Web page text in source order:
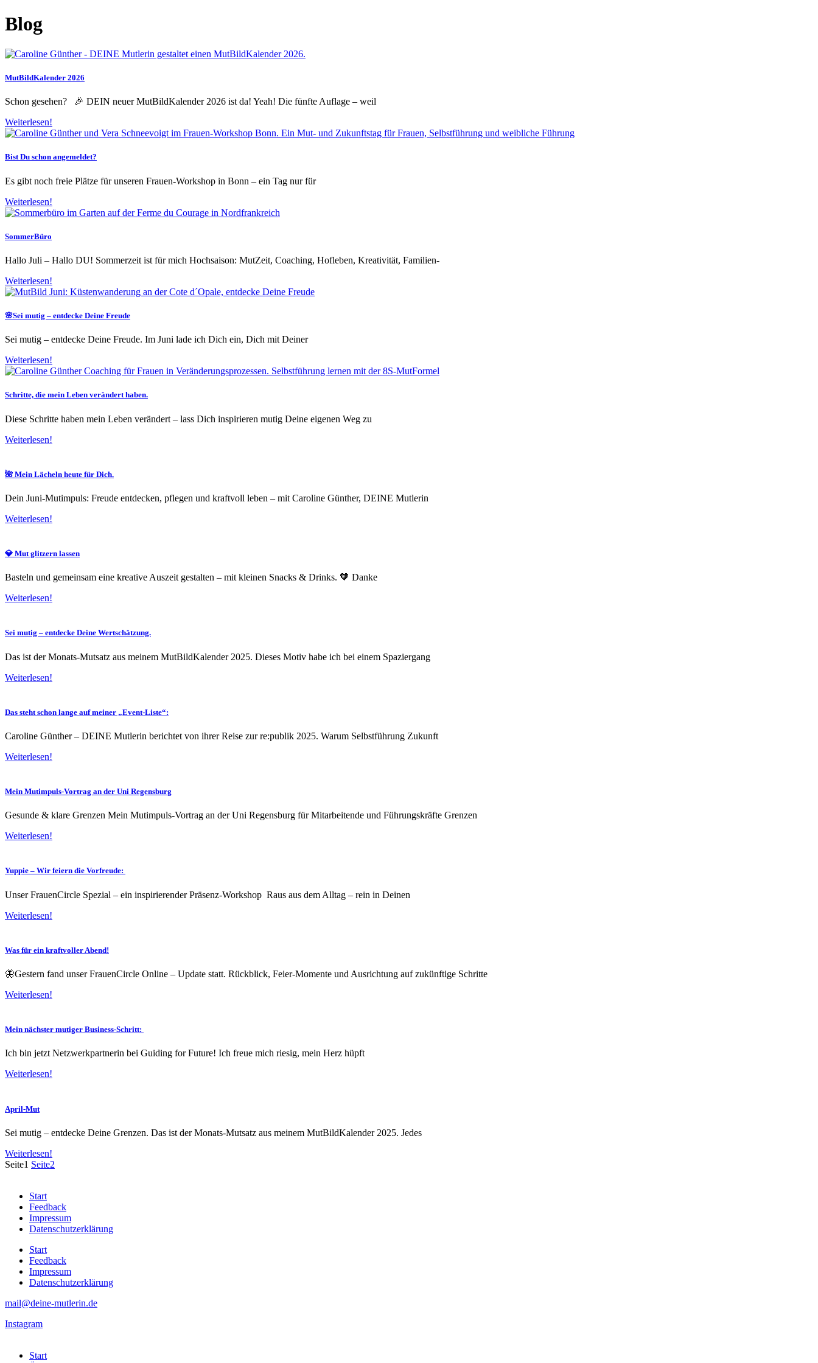
Zum
Inhalt
Blog
MutBildKalender 2026
Schon gesehen? 🎉 DEIN neuer MutBildKalender 2026 ist da! Yeah! Die fünfte Auflage – weil
Weiterlesen!
Bist Du schon angemeldet?
Es gibt noch freie Plätze für unseren Frauen-Workshop in Bonn – ein Tag nur für
Weiterlesen!
SommerBüro
Hallo Juli – Hallo DU! Sommerzeit ist für mich Hochsaison: MutZeit, Coaching, Hofleben, Kreativität, Familien-
Weiterlesen!
🌸Sei mutig – entdecke Deine Freude
Sei mutig – entdecke Deine Freude. Im Juni lade ich Dich ein, Dich mit Deiner
Weiterlesen!
Schritte, die mein Leben verändert haben.
Diese Schritte haben mein Leben verändert – lass Dich inspirieren mutig Deine eigenen Weg zu
Weiterlesen!
🌺 Mein Lächeln heute für Dich.
Dein Juni-Mutimpuls: Freude entdecken, pflegen und kraftvoll leben – mit Caroline Günther, DEINE Mutlerin
Weiterlesen!
💎 Mut glitzern lassen
Basteln und gemeinsam eine kreative Auszeit gestalten – mit kleinen Snacks & Drinks. 🧡 Danke
Weiterlesen!
Sei mutig – entdecke Deine Wertschätzung.
Das ist der Monats-Mutsatz aus meinem MutBildKalender 2025. Dieses Motiv habe ich bei einem Spaziergang
Weiterlesen!
Das steht schon lange auf meiner „Event-Liste“:
Caroline Günther – DEINE Mutlerin berichtet von ihrer Reise zur re:publik 2025. Warum Selbstführung Zukunft
Weiterlesen!
Mein Mutimpuls-Vortrag an der Uni Regensburg
Gesunde & klare Grenzen Mein Mutimpuls-Vortrag an der Uni Regensburg für Mitarbeitende und Führungskräfte Grenzen
Weiterlesen!
Yuppie – Wir feiern die Vorfreude:
Unser FrauenCircle Spezial – ein inspirierender Präsenz-Workshop Raus aus dem Alltag – rein in Deinen
Weiterlesen!
Was für ein kraftvoller Abend!
🦋Gestern fand unser FrauenCircle Online – Update statt. Rückblick, Feier-Momente und Ausrichtung auf zukünftige Schritte
Weiterlesen!
Mein nächster mutiger Business-Schritt:
Ich bin jetzt Netzwerkpartnerin bei Guiding for Future! Ich freue mich riesig, mein Herz hüpft
Weiterlesen!
April-Mut
Sei mutig – entdecke Deine Grenzen. Das ist der Monats-Mutsatz aus meinem MutBildKalender 2025. Jedes
Weiterlesen!
Seite1 Seite2
Start
Feedback
Impressum
Datenschutzerklärung
Start
Feedback
Impressum
Datenschutzerklärung
mail@deine-mutlerin.de
Instagram
Start